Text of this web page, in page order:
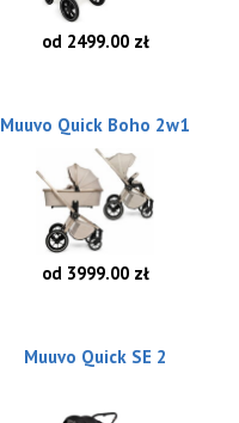
od 2499.00 zł
Muuvo Quick Boho 2w1
od 3999.00 zł
Muuvo Quick SE 2